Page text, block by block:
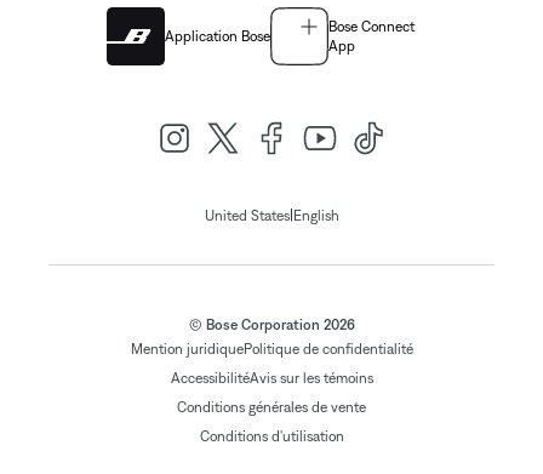
Application Bose
Bose Connect
App
United States| English
© Bose Corporation 2026
Mention juridiquePolitique de confidentialité
AccessibilitéAvis sur les témoins
Conditions générales de vente
Conditions d'utilisation